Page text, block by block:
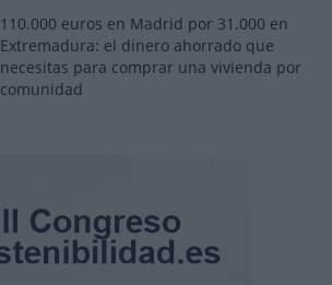
110.000 euros en Madrid por 31.000 en
Extremadura: el dinero ahorrado que
necesitas para comprar una vivienda por
comunidad